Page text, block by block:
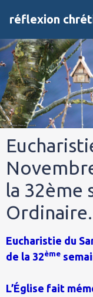
réflexion
la 32ème
Ordinaire.
Eucharistie du
de la 32ème
L’Église fait